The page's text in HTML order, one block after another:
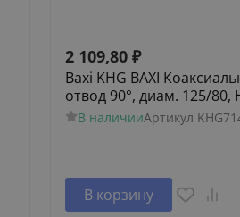
2 109,80 ₽
Baxi KHG BAXI
отвод 90°, диам. 125/80,
В наличииАртикул
В корзину